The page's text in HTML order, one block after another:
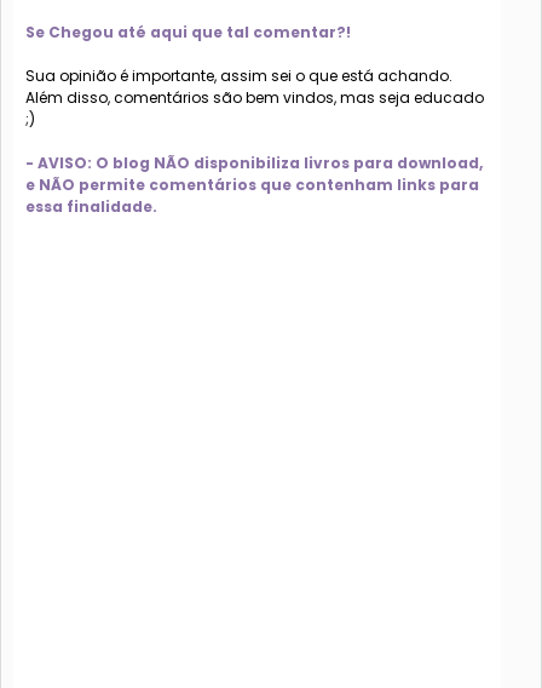
Se Chegou até aqui que tal comentar?!
Sua opinião é importante, assim sei o que está achando.
Além disso, comentários são bem vindos, mas seja educado
;)
- AVISO: O blog NÃO disponibiliza livros para download,
e NÃO permite comentários que contenham links para
essa finalidade.